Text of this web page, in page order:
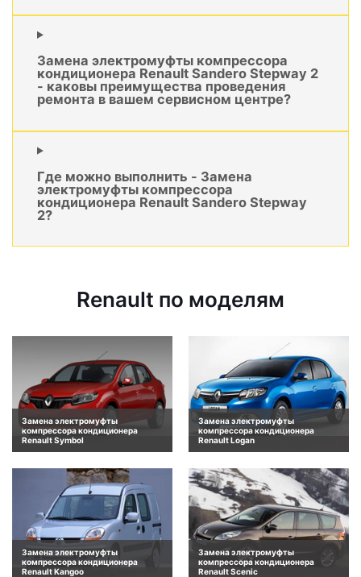
Замена электромуфты компрессора
кондиционера Renault Sandero Stepway 2
- каковы преимущества проведения
ремонта в вашем сервисном центре?
Где можно выполнить - Замена
электромуфты компрессора
кондиционера Renault Sandero Stepway
2?
Renault по моделям
Замена электромуфты
компрессора кондиционера
Renault Symbol
Замена электромуфты
компрессора кондиционера
Renault Logan
Замена электромуфты
компрессора кондиционера
Renault Kangoo
Замена электромуфты
компрессора кондиционера
Renault Scenic